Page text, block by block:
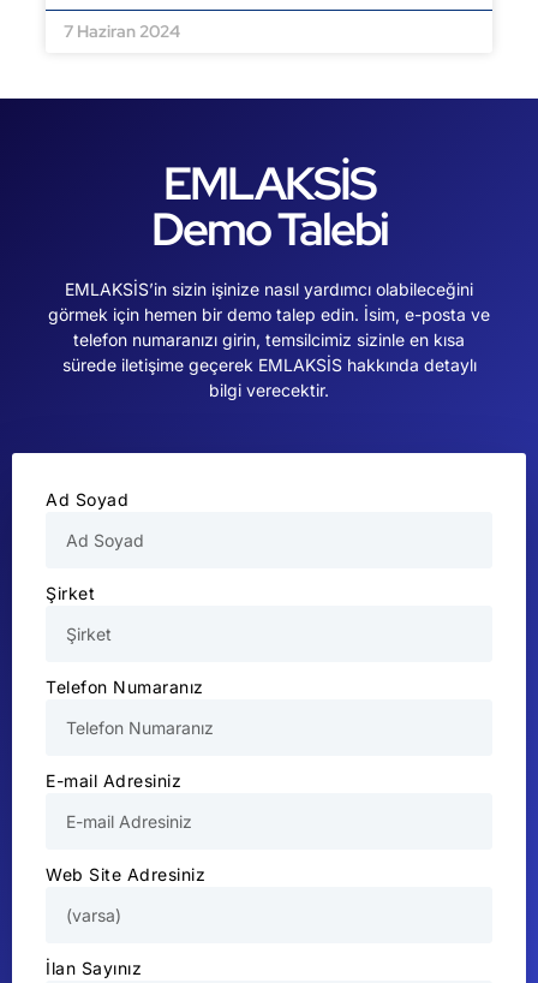
7 Haziran 2024
EMLAKSİS
Demo Talebi
EMLAKSİS’in sizin işinize nasıl yardımcı olabileceğini
görmek için hemen bir demo talep edin. İsim, e-posta ve
telefon numaranızı girin, temsilcimiz sizinle en kısa
sürede iletişime geçerek EMLAKSİS hakkında detaylı
bilgi verecektir.
Ad Soyad
Şirket
Telefon Numaranız
E-mail Adresiniz
Web Site Adresiniz
İlan Sayınız